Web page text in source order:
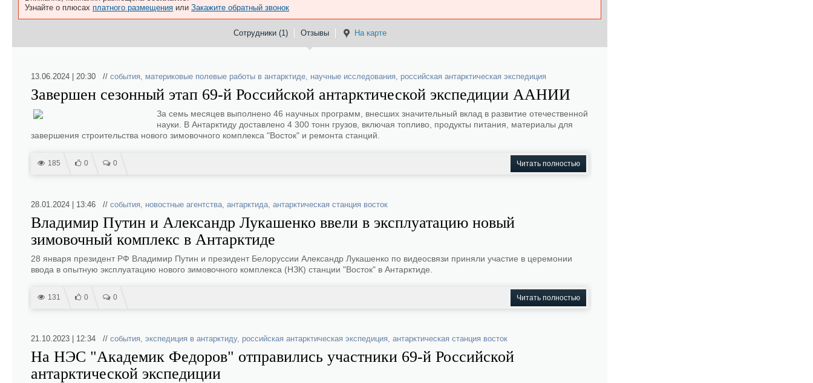
Узнайте о плюсах платного размещения или Закажите обратный звонок
Сотрудники (1) Отзывы На карте
13.06.2024 | 20:30 // события, материковые полевые работы в антарктиде, научные исследования, российская антарктическая экспедиция
Завершен сезонный этап 69-й Российской антарктической экспедиции ААНИИ
За семь месяцев выполнено 46 научных программ, внесших значительный вклад в развитие отечественной
науки. В Антарктиду доставлено 4 300 тонн грузов, включая топливо, продукты питания, материалы для
завершения строительства нового зимовочного комплекса "Восток" и ремонта станций.
185 0 0 Читать полностью
28.01.2024 | 13:46 // события, новостные агентства, антарктида, антарктическая станция восток
Владимир Путин и Александр Лукашенко ввели в эксплуатацию новый
зимовочный комплекс в Антарктиде
28 января президент РФ Владимир Путин и президент Белоруссии Александр Лукашенко по видеосвязи приняли участие в церемонии
ввода в опытную эксплуатацию нового зимовочного комплекса (НЗК) станции "Восток" в Антарктиде.
131 0 0 Читать полностью
21.10.2023 | 12:34 // события, экспедиция в антарктиду, российская антарктическая экспедиция, антарктическая станция восток
На НЭС "Академик Федоров" отправились участники 69-й Российской
антарктической экспедиции